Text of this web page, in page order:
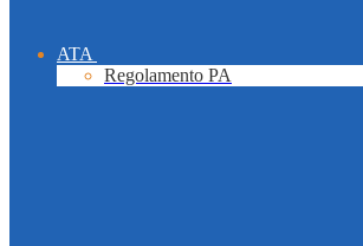
ATA
Regolamento PA